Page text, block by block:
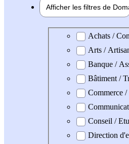
Afficher les filtres de
Domaine professionel
Achats /
Arts /
Banque /
Bâtiment /
Commerce /
Conseil /
Direction